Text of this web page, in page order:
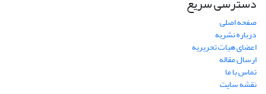
صفحه اصلی
درباره نشریه
اعضای هیات تحریریه
ارسال مقاله
تماس با ما
نقشه سایت